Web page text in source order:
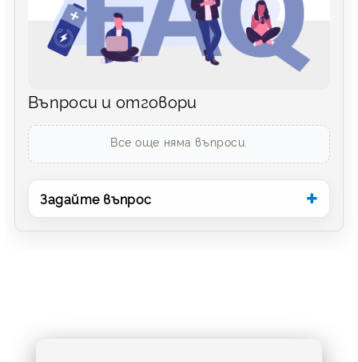
Въпроси и отговори
Все още няма въпроси.
Задайте въпрос